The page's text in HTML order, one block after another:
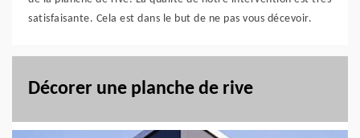
satisfaisante. Cela est dans le but de ne pas vous décevoir.
Décorer une planche de rive